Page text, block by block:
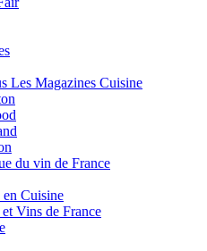
Les Magazines Cuisine
du vin de France
en Cuisine
Vins de France